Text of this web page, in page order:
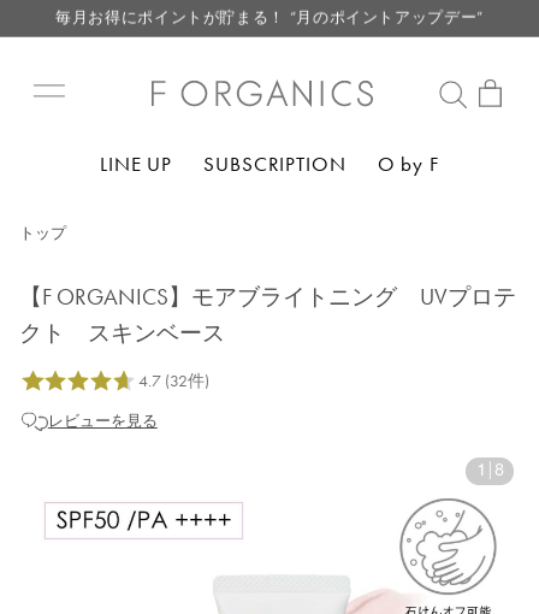
LINE お友達登録で500円クーポン プレゼント
【重要】お盆期間中のお問い合わせと商品配送に関しまして
LINE お友達登録で500円クーポン プレゼント
LINE UP SUBSCRIPTION O by F
トップ
【F ORGANICS】モアブライトニング UVプロテ
クト スキンベース
レビューを見る
1 8